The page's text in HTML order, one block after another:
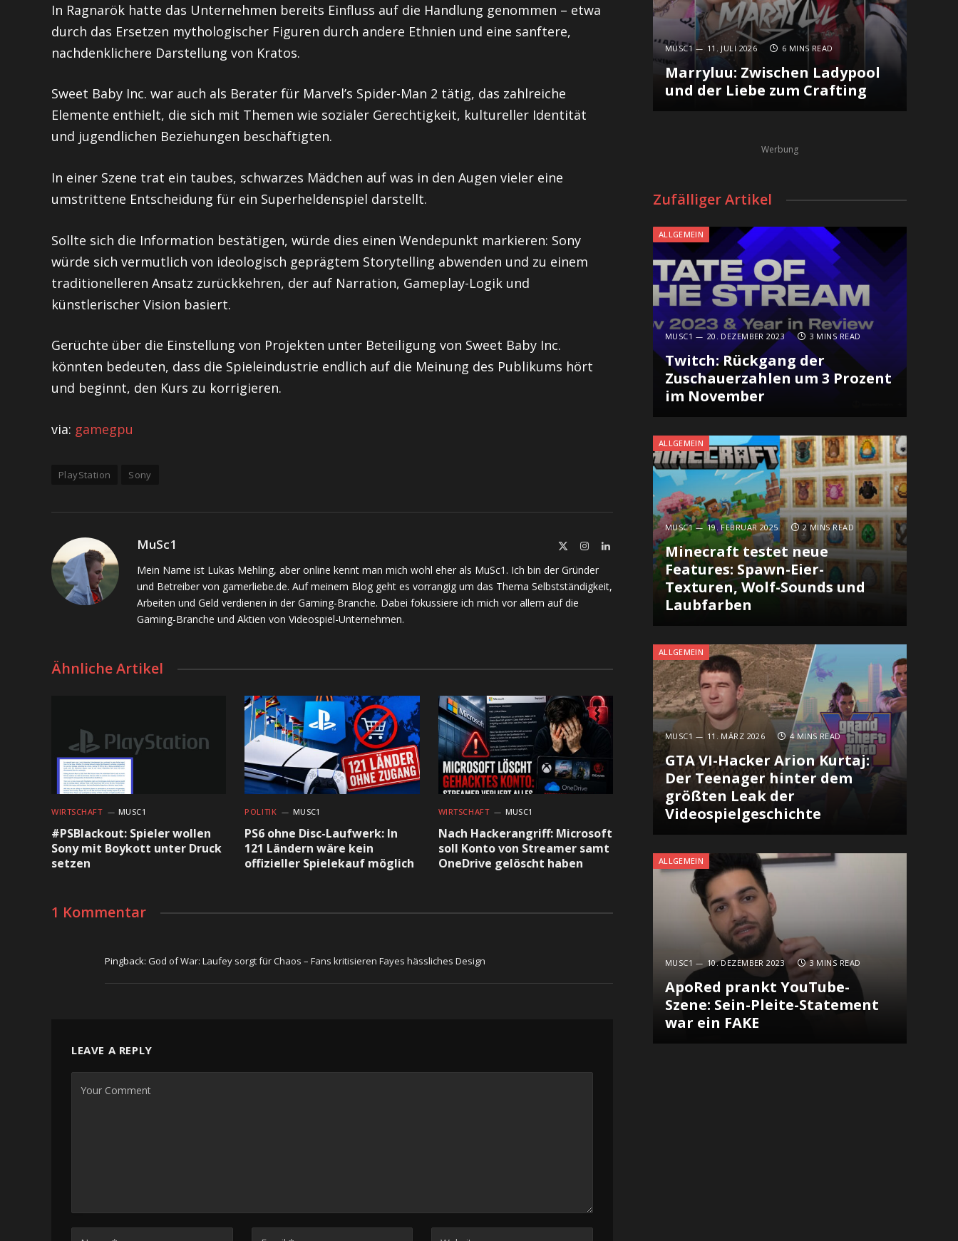
In Ragnarök hatte das Unternehmen bereits Einfluss auf die Handlung genommen – etwa
durch das Ersetzen mythologischer Figuren durch andere Ethnien und eine sanftere,
nachdenklichere Darstellung von Kratos.
Sweet Baby Inc. war auch als Berater für Marvel’s Spider-Man 2 tätig, das zahlreiche
Elemente enthielt, die sich mit Themen wie sozialer Gerechtigkeit, kultureller Identität
und jugendlichen Beziehungen beschäftigten.
In einer Szene trat ein taubes, schwarzes Mädchen auf was in den Augen vieler eine
umstrittene Entscheidung für ein Superheldenspiel darstellt.
Sollte sich die Information bestätigen, würde dies einen Wendepunkt markieren: Sony
würde sich vermutlich von ideologisch geprägtem Storytelling abwenden und zu einem
traditionelleren Ansatz zurückkehren, der auf Narration, Gameplay-Logik und
künstlerischer Vision basiert.
Gerüchte über die Einstellung von Projekten unter Beteiligung von Sweet Baby Inc.
könnten bedeuten, dass die Spieleindustrie endlich auf die Meinung des Publikums hört
und beginnt, den Kurs zu korrigieren.
via: gamegpu
PlayStation Sony
MuSc1 InstagramLinkedIn
Mein Name ist Lukas Mehling, aber online kennt man mich wohl eher als MuSc1. Ich bin der Gründer
und Betreiber von gamerliebe.de. Auf meinem Blog geht es vorrangig um das Thema Selbstständigkeit,
Arbeiten und Geld verdienen in der Gaming-Branche. Dabei fokussiere ich mich vor allem auf die
Gaming-Branche und Aktien von Videospiel-Unternehmen.
Ähnliche Artikel
WIRTSCHAFT MUSC1
#PSBlackout: Spieler wollen
Sony mit Boykott unter Druck
setzen
POLITIK MUSC1
PS6 ohne Disc-Laufwerk: In
121 Ländern wäre kein
offizieller Spielekauf möglich
WIRTSCHAFT MUSC1
Nach Hackerangriff: Microsoft
soll Konto von Streamer samt
OneDrive gelöscht haben
1 Kommentar
Pingback: God of War: Laufey sorgt für Chaos – Fans kritisieren Fayes hässliches Design
LEAVE A REPLY
MUSC1 11. JULI 2026 6 MINS READ
Marryluu: Zwischen Ladypool
und der Liebe zum Crafting
Werbung
Zufälliger Artikel
ALLGEMEIN
MUSC1 20. DEZEMBER 2023 3 MINS READ
Twitch: Rückgang der
Zuschauerzahlen um 3 Prozent
im November
ALLGEMEIN
MUSC1 19. FEBRUAR 2025 2 MINS READ
Minecraft testet neue
Features: Spawn-Eier-
Texturen, Wolf-Sounds und
Laubfarben
ALLGEMEIN
MUSC1 11. MÄRZ 2026 4 MINS READ
GTA VI-Hacker Arion Kurtaj:
Der Teenager hinter dem
größten Leak der
Videospielgeschichte
ALLGEMEIN
MUSC1 10. DEZEMBER 2023 3 MINS READ
ApoRed prankt YouTube-
Szene: Sein-Pleite-Statement
war ein FAKE